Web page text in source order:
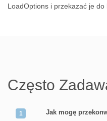
LoadOptions i przekazać je do
Często
Jak mogę